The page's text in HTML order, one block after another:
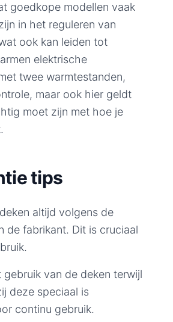
goedkope modellen vaak
in het reguleren van
ook kan leiden tot
elektrische
twee warmtestanden,
maar ook hier geldt
moet zijn met hoe je
tips
altijd volgens de
de fabrikant. Dit is cruciaal
gebruik van de deken terwijl
deze speciaal is
continu gebruik.